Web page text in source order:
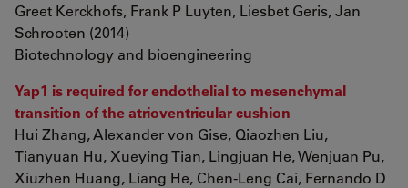
Greet Kerckhofs, Frank P Luyten, Liesbet Geris, Jan
Schrooten (2014)
Biotechnology and bioengineering
Yap1 is required for endothelial to mesenchymal
transition of the atrioventricular cushion
Hui Zhang, Alexander von Gise, Qiaozhen Liu,
Tianyuan Hu, Xueying Tian, Lingjuan He, Wenjuan Pu,
Xiuzhen Huang, Liang He, Chen-Leng Cai, Fernando D